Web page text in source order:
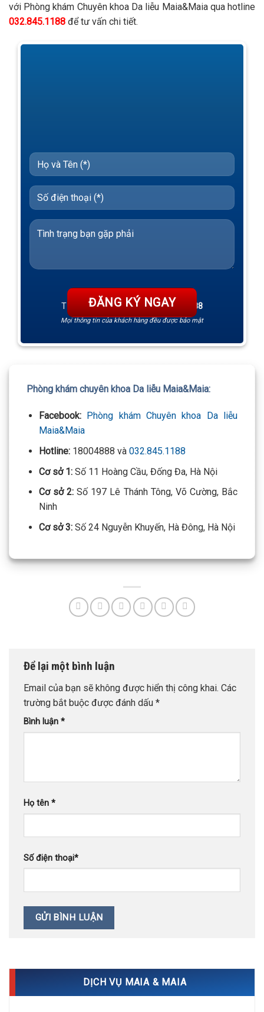
với Phòng khám Chuyên khoa Da liễu Maia&Maia qua hotline
032.845.1188 để tư vấn chi tiết.
TƯ VẤN 24/7 HOTLINE: 032.845.1188
Mọi thông tin của khách hàng đều được bảo mật
Maia&Maia
Hotline:18004888 và
Cơ sở 1: Số 11 Hoàng Cầu, Đống Đa, Hà Nội
Cơ sở 2: Số 197 Lê Thánh Tông, Võ Cường, Bắc
Ninh
Cơ sở 3:
Email của bạn sẽ không được hiển thị công khai.
trường bắt buộc được đánh dấu*
Bình luận*
DỊCH VỤ MAIA & MAIA